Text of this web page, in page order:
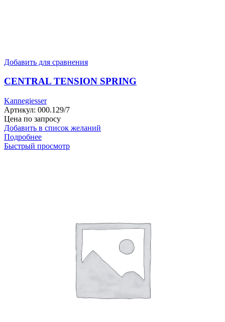
Добавить для сравнения
CENTRAL TENSION SPRING
Kannegiesser
Артикул: 000.129/7
Цена по запросу
Добавить в список желаний
Подробнее
Быстрый просмотр